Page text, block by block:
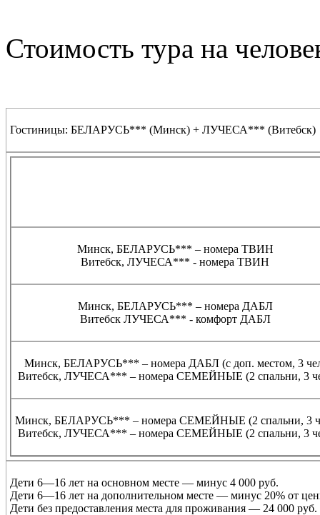
Стоимость тура на
Гостиницы: БЕЛАРУСЬ*** (Минск) + ЛУЧЕСА*** (Витебск)
Минск, БЕЛАРУСЬ*** – номера ТВИН
Витебск, ЛУЧЕСА*** - номера ТВИН
Минск, БЕЛАРУСЬ*** – номера ДАБЛ
Витебск ЛУЧЕСА*** - комфорт ДАБЛ
Минск, БЕЛАРУСЬ*** – номера ДАБЛ (с доп. местом, 3
Витебск, ЛУЧЕСА*** – номера СЕМЕЙНЫЕ (2 спальни, 3
Минск, БЕЛАРУСЬ*** – номера СЕМЕЙНЫЕ (2 спальни, 3
Витебск, ЛУЧЕСА*** – номера СЕМЕЙНЫЕ (2 спальни, 3
Дети 6—16 лет на основном месте — минус 4 000 руб.
Дети 6—16 лет на дополнительном месте — минус 20% от
Дети без предоставления места для проживания — 24 000 руб.